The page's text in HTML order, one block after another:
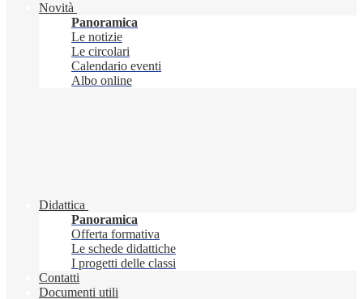
Novità
Panoramica
Le notizie
Le circolari
Calendario eventi
Albo online
Didattica
Panoramica
Offerta formativa
Le schede didattiche
I progetti delle classi
Contatti
Documenti utili